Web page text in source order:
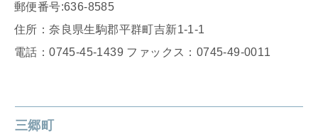
郵便番号:636-8585
住所：奈良県生駒郡平群町吉新1-1-1
電話：0745-45-1439 ファックス：0745-49-0011
三郷町